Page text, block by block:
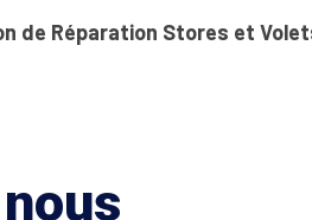
de Réparation Stores et